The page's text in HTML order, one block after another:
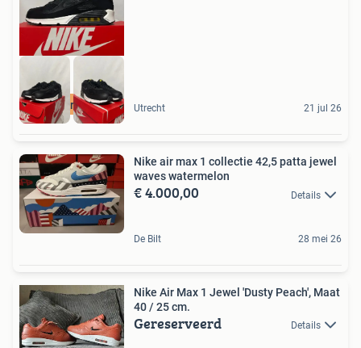
100% origineel Utrecht 21 jul 26
Nike air max 1 collectie 42,5 patta jewel
waves watermelon
€ 4.000,00 Details
De Bilt 28 mei 26
Nike Air Max 1 Jewel 'Dusty Peach', Maat
40 / 25 cm.
Gereserveerd Details